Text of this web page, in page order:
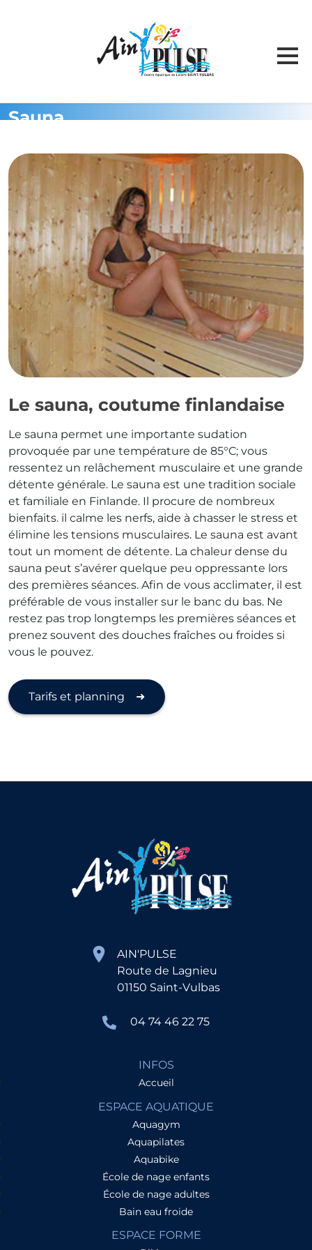
TARIFS & PLANNING
INFOS PRATIQUES
HORAIRES / ACCÈS
Ain’ pulse
Espace Aquatique
Espace Détente
Espace Forme
Sauna
Le sauna, coutume finlandaise
Le sauna permet une importante sudation
provoquée par une température de 85°C; vous
ressentez un relâchement musculaire et une grande
détente générale. Le sauna est une tradition sociale
et familiale en Finlande. Il procure de nombreux
bienfaits. il calme les nerfs, aide à chasser le stress et
élimine les tensions musculaires. Le sauna est avant
tout un moment de détente. La chaleur dense du
sauna peut s’avérer quelque peu oppressante lors
des premières séances. Afin de vous acclimater, il est
préférable de vous installer sur le banc du bas. Ne
restez pas trop longtemps les premières séances et
prenez souvent des douches fraîches ou froides si
vous le pouvez.
Tarifs et planning
AIN'PULSE
Route de Lagnieu
01150 Saint-Vulbas
04 74 46 22 75
INFOS
Accueil
ESPACE AQUATIQUE
Aquagym
Aquapilates
Aquabike
École de nage enfants
École de nage adultes
Bain eau froide
ESPACE FORME